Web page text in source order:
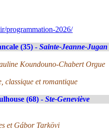
programmation-2026/
(35) - Sainte-Jeanne-Jugan
Koundouno-Chabert Orgue
classique et romantique
(68) - Ste-Geneviève
et Gábor Tarkövi